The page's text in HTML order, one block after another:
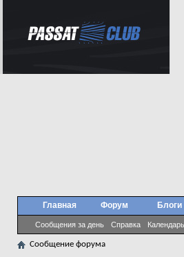
Главная Форум
Сообщения за день Справка Календарь
Блоги
Сообщение форума